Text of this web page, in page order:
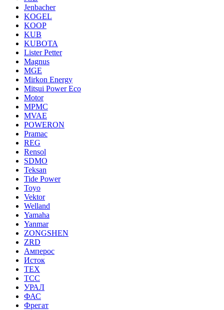
Jenbacher
KOGEL
KOOP
KUB
KUBOTA
Lister Petter
Magnus
MGE
Mirkon Energy
Mitsui Power Eco
Motor
MPMC
MVAE
POWERON
Pramac
REG
Rensol
SDMO
Teksan
Tide Power
Toyo
Vektor
Welland
Yamaha
Yanmar
ZONGSHEN
ZRD
Амперос
Исток
ТЕХ
ТСС
УРАЛ
ФАС
Фрегат